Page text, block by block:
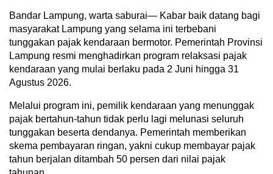
Bandar Lampung, warta saburai— Kabar baik datang bagi
masyarakat Lampung yang selama ini terbebani
tunggakan pajak kendaraan bermotor. Pemerintah Provinsi
Lampung resmi menghadirkan program relaksasi pajak
kendaraan yang mulai berlaku pada 2 Juni hingga 31
Agustus 2026.
Melalui program ini, pemilik kendaraan yang menunggak
pajak bertahun-tahun tidak perlu lagi melunasi seluruh
tunggakan beserta dendanya. Pemerintah memberikan
skema pembayaran ringan, yakni cukup membayar pajak
tahun berjalan ditambah 50 persen dari nilai pajak